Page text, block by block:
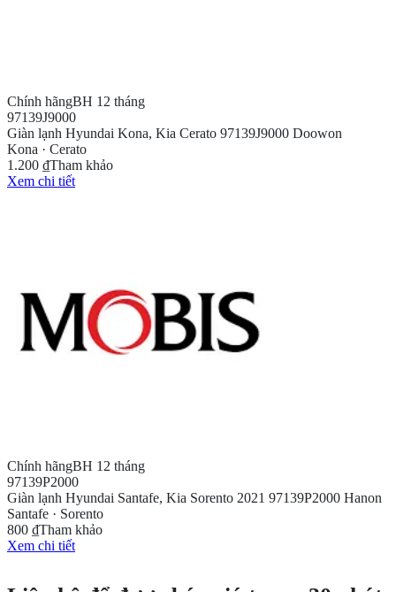
Chính hãngBH 12 tháng
97139J9000
Giàn lạnh Hyundai Kona, Kia Cerato 97139J9000 Doowon
Kona · Cerato
1.200 ₫Tham khảo
Xem chi tiết
Chính hãngBH 12 tháng
97139P2000
Giàn lạnh Hyundai Santafe, Kia Sorento 2021 97139P2000 Hanon
Santafe · Sorento
800 ₫Tham khảo
Xem chi tiết